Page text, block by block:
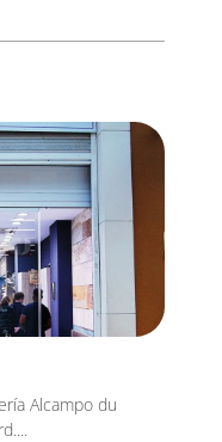
Alcampo du